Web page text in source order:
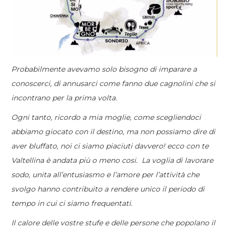
Probabilmente avevamo solo bisogno di imparare a
conoscerci, di annusarci come fanno due cagnolini che si
incontrano per la prima volta.
Ogni tanto, ricordo a mia moglie, come scegliendoci
abbiamo giocato con il destino, ma non possiamo dire di
aver bluffato, noi ci siamo piaciuti davvero! ecco con te
Valtellina è andata più o meno cosi. La voglia di lavorare
sodo, unita all’entusiasmo e l’amore per l’attività che
svolgo hanno contribuito a rendere unico il periodo di
tempo in cui ci siamo frequentati.
Il calore delle vostre stufe e delle persone che popolano il